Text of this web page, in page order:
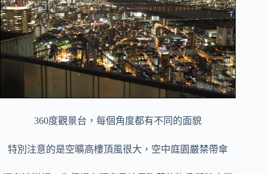
360度觀景台，每個角度都有不同的面貌
特別注意的是空曠高樓頂風很大，空中庭園嚴禁帶傘